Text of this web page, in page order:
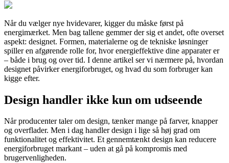
Når du vælger nye hvidevarer, kigger du måske først på
energimærket. Men bag tallene gemmer der sig et andet, ofte overset
aspekt: designet. Formen, materialerne og de tekniske løsninger
spiller en afgørende rolle for, hvor energieffektive dine apparater er
– både i brug og over tid. I denne artikel ser vi nærmere på, hvordan
designet påvirker energiforbruget, og hvad du som forbruger kan
kigge efter.
Design handler ikke kun om udseende
Når producenter taler om design, tænker mange på farver, knapper
og overflader. Men i dag handler design i lige så høj grad om
funktionalitet og effektivitet. Et gennemtænkt design kan reducere
energiforbruget markant – uden at gå på kompromis med
brugervenligheden.